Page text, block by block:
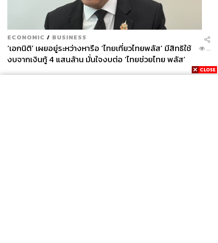
ECONOMIC / BUSINESS
‘เอกนิติ’ เผยอยู่ระหว่างหารือ ‘ไทยเที่ยวไทยพลัส’ มีสิทธิใช้
งบจากเงินกู้ 4 แสนล้าน มั่นใจงบต่อ ‘ไทยช่วยไทย พลัส’
เฟส 2 มีเพียงพอ
...